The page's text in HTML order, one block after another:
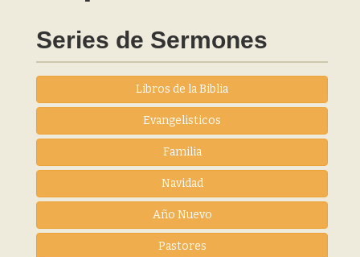
Series de Sermones
Libros de la Biblia
Evangelisticos
Familia
Navidad
Año Nuevo
Pastores